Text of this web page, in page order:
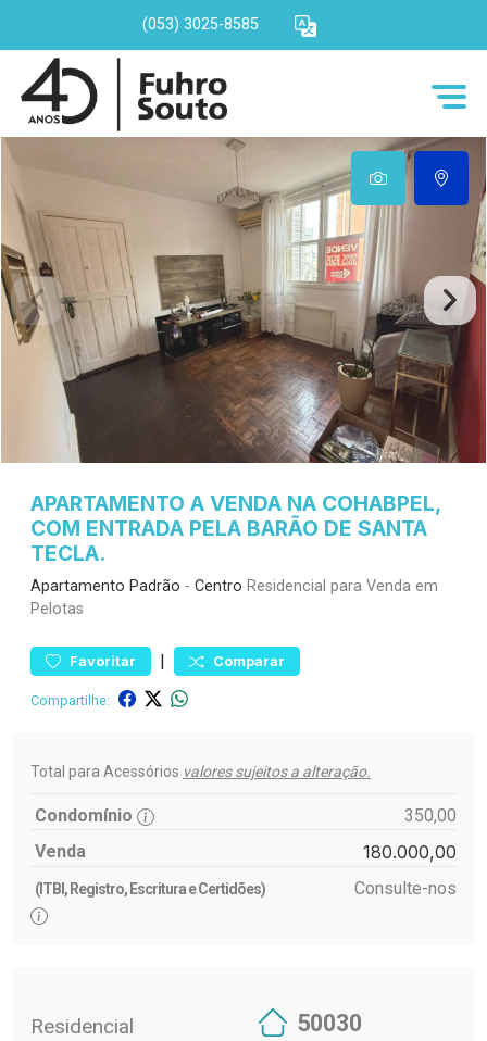
(053) 3025-8585
APARTAMENTO A VENDA NA COHABPEL,
COM ENTRADA PELA BARÃO DE SANTA
TECLA.
Apartamento Padrão - Centro Residencial para Venda em
Pelotas
Favoritar | Comparar
Compartilhe:
Total para Acessórios valores sujeitos a alteração.
Condomínio
350,00
Venda
180.000,00
(ITBI, Registro, Escritura e Certidões) Consulte-nos
Residencial 50030